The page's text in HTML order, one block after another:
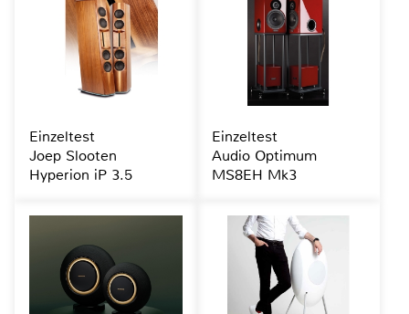
Einzeltest
Joep Slooten
Hyperion iP 3.5
Einzeltest
Audio Optimum
MS8EH Mk3